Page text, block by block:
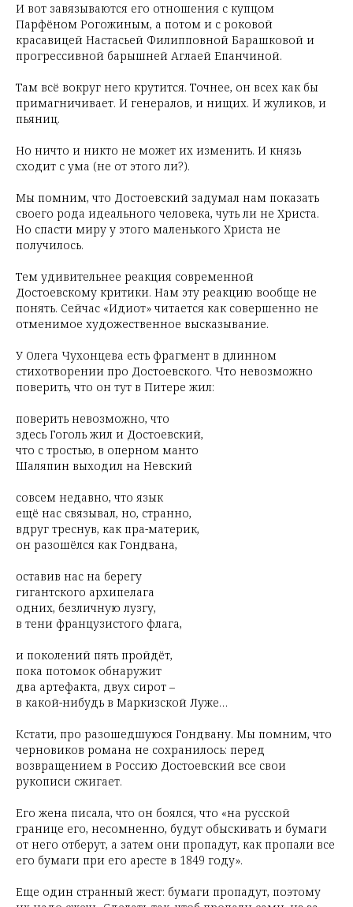
И вот завязываются его отношения с купцом
Парфёном Рогожиным, а потом и с роковой
красавицей Настасьей Филипповной Барашковой и
прогрессивной барышней Аглаей Епанчиной.
Там всё вокруг него крутится. Точнее, он всех как бы
примагничивает. И генералов, и нищих. И жуликов, и
пьяниц.
Но ничто и никто не может их изменить. И князь
сходит с ума (не от этого ли?).
Мы помним, что Достоевский задумал нам показать
своего рода идеального человека, чуть ли не Христа.
Но спасти миру у этого маленького Христа не
получилось.
Тем удивительнее реакция современной
Достоевскому критики. Нам эту реакцию вообще не
понять. Сейчас «Идиот» читается как совершенно не
отменимое художественное высказывание.
У Олега Чухонцева есть фрагмент в длинном
стихотворении про Достоевского. Что невозможно
поверить, что он тут в Питере жил:
поверить невозможно, что
здесь Гоголь жил и Достоевский,
что с тростью, в оперном манто
Шаляпин выходил на Невский
совсем недавно, что язык
ещё нас связывал, но, странно,
вдруг треснув, как пра-материк,
он разошёлся как Гондвана,
оставив нас на берегу
гигантского архипелага
одних, безличную лузгу,
в тени французистого флага,
и поколений пять пройдёт,
пока потомок обнаружит
два артефакта, двух сирот –
в какой-нибудь в Маркизской Луже…
Кстати, про разошедшуюся Гондвану. Мы помним, что
черновиков романа не сохранилось: перед
возвращением в Россию Достоевский все свои
рукописи сжигает.
Его жена писала, что он боялся, что «на русской
границе его, несомненно, будут обыскивать и бумаги
от него отберут, а затем они пропадут, как пропали все
его бумаги при его аресте в 1849 году»⁠.
Еще один странный жест: бумаги пропадут, поэтому